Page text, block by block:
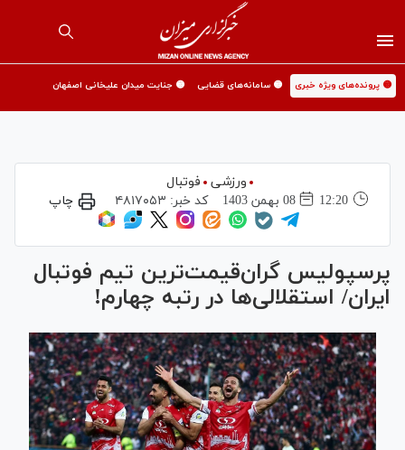
🟡 پرونده‌های ویژه خبری 🟡 سامانه‌های قضایی 🟡 جنایت میدان علیخانی اصفهان
ورزشی
فوتبال
12:20
08 بهمن 1403 کد خبر: ۴۸۱۷۰۵۳ چاپ
پرسپولیس گران‌قیمت‌ترین تیم فوتبال
ایران/ استقلالی‌ها در رتبه چهارم!